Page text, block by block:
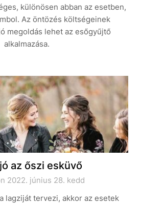
különösen abban az esetben,
Az öntözés költségeinek
megoldás lehet az esőgyűjtő
alkalmazása.
az őszi esküvő
2022. június 28. kedd
lagziját tervezi, akkor az esetek